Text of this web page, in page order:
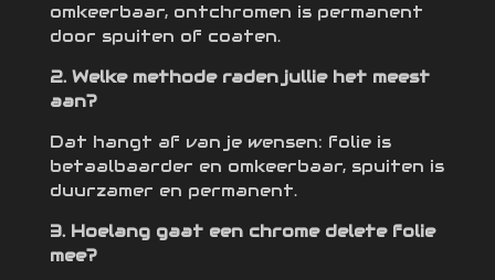
omkeerbaar, ontchromen is permanent
door spuiten of coaten.
2. Welke methode raden jullie het meest
aan?
Dat hangt af van je wensen: folie is
betaalbaarder en omkeerbaar, spuiten is
duurzamer en permanent.
3. Hoelang gaat een chrome delete folie
mee?